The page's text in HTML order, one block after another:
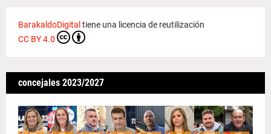
BarakaldoDigital tiene una licencia de reutilización
CC BY 4.0
concejales 2023/2027